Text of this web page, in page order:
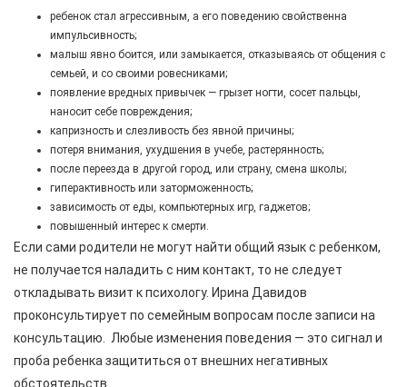
ребенок стал агрессивным, а его поведению свойственна
импульсивность;
малыш явно боится, или замыкается, отказываясь от общения с
семьей, и со своими ровесниками;
появление вредных привычек — грызет ногти, сосет пальцы,
наносит себе повреждения;
капризность и слезливость без явной причины;
потеря внимания, ухудшения в учебе, растерянность;
после переезда в другой город, или страну, смена школы;
гиперактивность или заторможенность;
зависимость от еды, компьютерных игр, гаджетов;
повышенный интерес к смерти.
Если сами родители не могут найти общий язык с ребенком,
не получается наладить с ним контакт, то не следует
откладывать визит к психологу. Ирина Давидов
проконсультирует по семейным вопросам после записи на
консультацию. Любые изменения поведения — это сигнал и
проба ребенка защититься от внешних негативных
обстоятельств.